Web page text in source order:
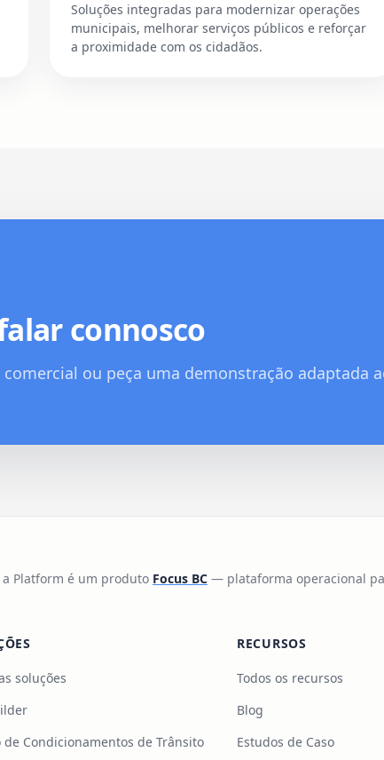
Soluções integradas para modernizar operações
municipais, melhorar serviços públicos e reforçar
a proximidade com os cidadãos.
connosco
ou peça uma demonstração adaptada
a Platform é um produto Focus BC — plataforma operacional
soluções
de Condicionamentos de Trânsito
RECURSOS
Todos os recursos
Blog
Estudos de Caso